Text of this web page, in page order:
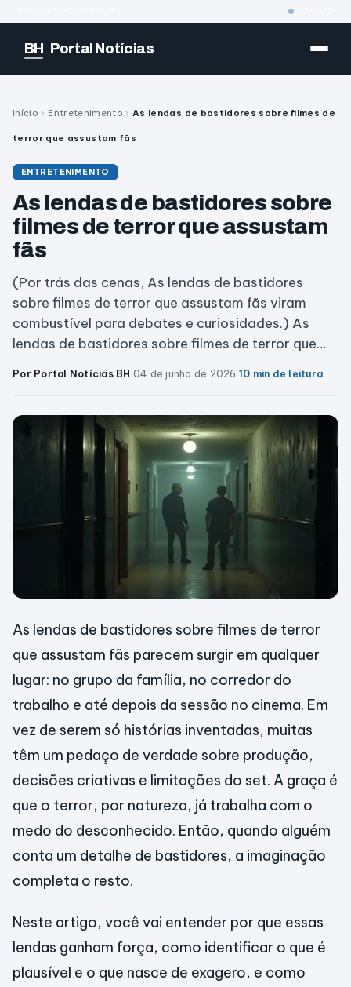
BH Portal Notícias
Início › Entretenimento › As lendas de bastidores sobre filmes de
terror que assustam fãs
ENTRETENIMENTO
As lendas de bastidores sobre
filmes de terror que assustam
fãs
(Por trás das cenas, As lendas de bastidores
sobre filmes de terror que assustam fãs viram
combustível para debates e curiosidades.) As
lendas de bastidores sobre filmes de terror que…
Por Portal Notícias BH·04 de junho de 2026·10 min de leitura
As lendas de bastidores sobre filmes de terror
que assustam fãs parecem surgir em qualquer
lugar: no grupo da família, no corredor do
trabalho e até depois da sessão no cinema. Em
vez de serem só histórias inventadas, muitas
têm um pedaço de verdade sobre produção,
decisões criativas e limitações do set. A graça é
que o terror, por natureza, já trabalha com o
medo do desconhecido. Então, quando alguém
conta um detalhe de bastidores, a imaginação
completa o resto.
Neste artigo, você vai entender por que essas
lendas ganham força, como identificar o que é
plausível e o que nasce de exagero, e como